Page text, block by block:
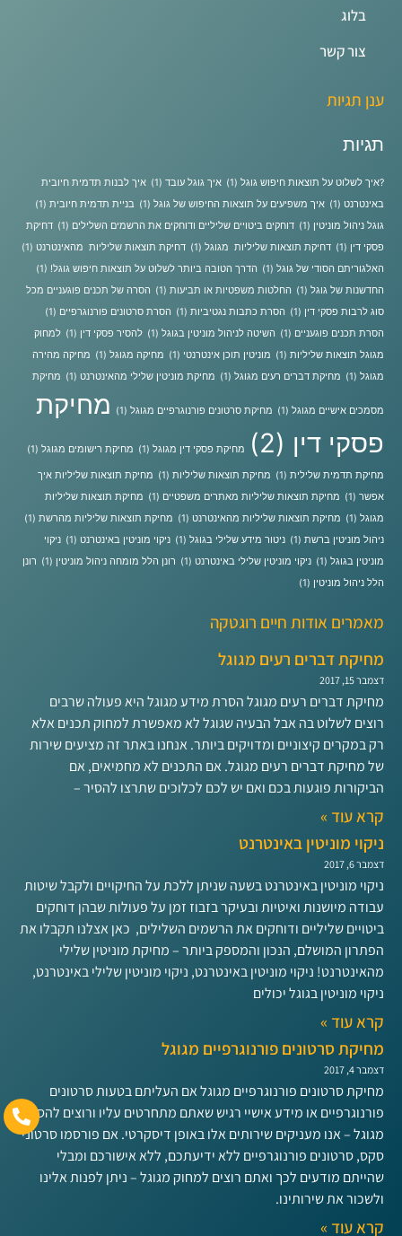
בלוג
צור קשר
ענן תגיות
תגיות
?איך לשלוט על תוצאות חיפוש גוגל (1) איך גוגל עובד (1)
איך לבנות תדמית חיובית
באינטרנט (1) איך משפיעים על תוצאות החיפוש של גוגל (1) בניית תדמית חיובית (1)
גוגל ניהול מוניטין (1) דוחקים ביטויים שליליים ודוחקים את הרשמים השלילים (1)
דחיקת
פסקי דין (1) דחיקת תוצאות שליליות מגוגל (1) דחיקת תוצאות שליליות מהאינטרנט (1)
האלגוריתם הסודי של גוגל (1) הדרך הטובה ביותר לשלוט על תוצאות חיפוש גוגל! (1)
החדשנות של גוגל (1) החלטות משפטיות או תביעות (1)
הסרה של תכנים פוגעניים מכל
סוג לרבות פסקי דין (1) הסרת כתבות נגטיביות (1) הסרת סרטונים פורנוגרפיים (1)
הסרת תכנים פוגעניים (1) השיטה לניהול מוניטין בגוגל (1) להסיר פסקי דין (1)
למחוק
מגוגל תוצאות שליליות (1) מוניטין תוכן אינטרנטי (1) מחיקה מגוגל (1)
מחיקה מהירה
מגוגל (1) מחיקת דברים רעים מגוגל (1) מחיקת מוניטין שלילי מהאינטרנט (1) מחיקת
מסמכים אישיים מגוגל (1) מחיקת סרטונים פורנוגרפיים מגוגל (1)
מחיקת
פסקי דין (2) מחיקת פסקי דין מגוגל (1) מחיקת רישומים מגוגל (1)
מחיקת תדמית שלילית (1) מחיקת תוצאות שליליות (1)
מחיקת תוצאות שליליות איך
אפשר (1) מחיקת תוצאות שליליות מאתרים משפטיים (1)
מחיקת תוצאות שליליות
מגוגל (1) מחיקת תוצאות שליליות מהאינטרנט (1) מחיקת תוצאות שליליות מהרשת (1)
ניהול מוניטין ברשת (1) ניטור מידע שלילי בגוגל (1) ניקוי מוניטין באינטרנט (1)
ניקוי
מוניטין בגוגל (1) ניקוי מוניטין שלילי באינטרנט (1) רונן הלל מומחה ניהול מוניטין (1)
רונן
הלל ניהול מוניטין (1)
מאמרים אודות חיים רוגטקה
מחיקת דברים רעים מגוגל
דצמבר 15, 2017
מחיקת דברים רעים מגוגל הסרת מידע מגוגל היא פעולה שרבים
רוצים לשלוט בה אבל הבעיה שגוגל לא מאפשרת למחוק תכנים אלא
רק במקרים קיצוניים ומדויקים ביותר. אנחנו באתר זה מציעים שירות
של מחיקת דברים רעים מגוגל. אם התכנים לא מחמיאים, אם
הביקורות פוגעות בכם ואם יש לכם לכלוכים שתרצו להסיר –
קרא עוד »
ניקוי מוניטין באינטרנט
דצמבר 6, 2017
ניקוי מוניטין באינטרנט בשעה שניתן ללכת על החיקויים ולקבל שיטות
עבודה מיושנות ואיטיות ובעיקר בזבוז זמן על פעולות שבהן דוחקים
ביטויים שליליים ודוחקים את הרשמים השלילים, כאן אצלנו תקבלו את
הפתרון המושלם, הנכון והמספק ביותר – מחיקת מוניטין שלילי
מהאינטרנט! ניקוי מוניטין באינטרנט, ניקוי מוניטין שלילי באינטרנט,
ניקוי מוניטין בגוגל יכולים
קרא עוד »
מחיקת סרטונים פורנוגרפיים מגוגל
דצמבר 4, 2017
מחיקת סרטונים פורנוגרפיים מגוגל אם העליתם בטעות סרטונים
פורנוגרפיים או מידע אישיי רגיש שאתם מתחרטים עליו ורוצים להסיר
מגוגל – אנו מעניקים שירותים אלו באופן דיסקרטי. אם פורסמו סרטוני
סקס, סרטונים פורנוגרפיים ללא ידיעתכם, ללא אישורכם ומבלי
שהייתם מודעים לכך ואתם רוצים למחוק מגוגל – ניתן לפנות אלינו
ולשכור את שירותינו.
קרא עוד »